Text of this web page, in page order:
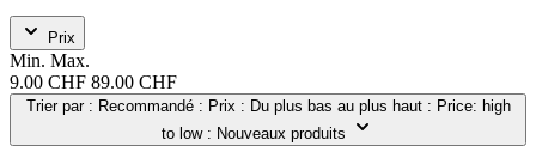
Prix
Min. Max.
9.00 CHF 89.00 CHF
Trier par : Recommandé : Prix : Du plus bas au plus haut : Price: high
to low : Nouveaux produits